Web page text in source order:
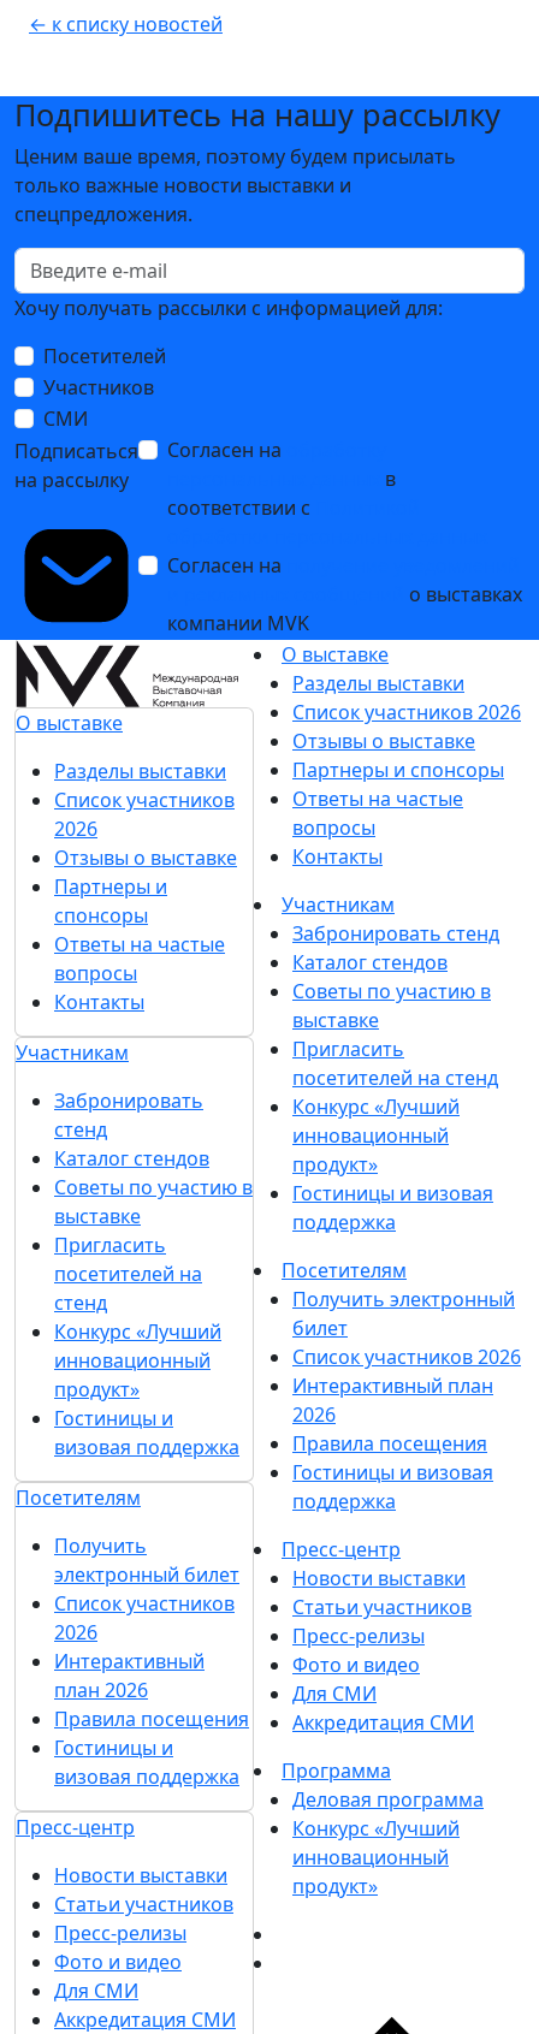
← к списку новостей
Подпишитесь на нашу рассылку
Ценим ваше время, поэтому будем присылать
только важные новости выставки и
спецпредложения.
Хочу получать рассылки с информацией для:
Посетителей
Участников
СМИ
Подписаться
на рассылку
Согласен на
в
соответствии с
Согласен на
о выставках
компании MVK
О выставке
Разделы выставки
Список участников
2026
Отзывы о выставке
Партнеры и
спонсоры
Ответы на частые
вопросы
Контакты
Участникам
Забронировать
стенд
Каталог стендов
Советы по участию в
выставке
Пригласить
посетителей на
стенд
Конкурс «Лучший
инновационный
продукт»
Гостиницы и
визовая поддержка
Посетителям
Получить
электронный билет
Список участников
2026
Интерактивный
план 2026
Правила посещения
Гостиницы и
визовая поддержка
Пресс-центр
Новости выставки
Статьи участников
Пресс-релизы
Фото и видео
Для СМИ
Аккредитация СМИ
О выставке
Разделы выставки
Список участников 2026
Отзывы о выставке
Партнеры и спонсоры
Ответы на частые
вопросы
Контакты
Участникам
Забронировать стенд
Каталог стендов
Советы по участию в
выставке
Пригласить
посетителей на стенд
Конкурс «Лучший
инновационный
продукт»
Гостиницы и визовая
поддержка
Посетителям
Получить электронный
билет
Список участников 2026
Интерактивный план
2026
Правила посещения
Гостиницы и визовая
поддержка
Пресс-центр
Новости выставки
Статьи участников
Пресс-релизы
Фото и видео
Для СМИ
Аккредитация СМИ
Программа
Деловая программа
Конкурс «Лучший
инновационный
продукт»